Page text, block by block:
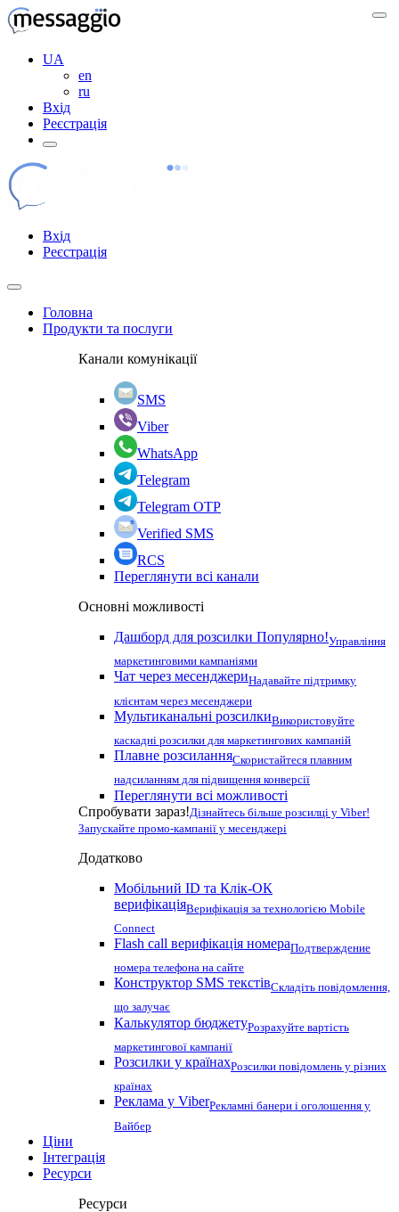
UA
en
ru
Вхід
Реєстрація
Вхід
Реєстрація
Головна
Продукти та послуги
Канали комунікації
SMS
Viber
WhatsApp
Telegram
Telegram OTP
Verified SMS
RCS
Переглянути всі канали
Основні можливості
Дашборд для розсилки Популярно!Управління
маркетинговими кампаніями
Чат через месенджериНадавайте підтримку
клієнтам через месенджери
Мультиканальні розсилкиВикористовуйте
каскадні розсилки для маркетингових кампаній
Плавне розсиланняСкористайтеся плавним
надсиланням для підвищення конверсії
Переглянути всі можливості
Спробувати зараз!Дізнайтесь більше розсилці у Viber!
Запускайте промо-кампанії у месенджері
Додатково
Мобільний ID та Клік-ОК
верифікаціяВерифікація за технологією Mobile
Connect
Flash call верифікація номераПодтверждение
номера телефона на сайте
Конструктор SMS текстівСкладіть повідомлення,
що залучає
Калькулятор бюджетуРозрахуйте вартість
маркетингової кампанії
Розсилки у країнахРозсилки повідомлень у різних
країнах
Реклама у ViberРекламні банери і оголошення у
Вайбер
Ціни
Інтеграція
Ресурси
Ресурси